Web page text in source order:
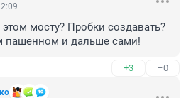
мосту? Пробки создавать?
пашенном и дальше сами!
+3 –0